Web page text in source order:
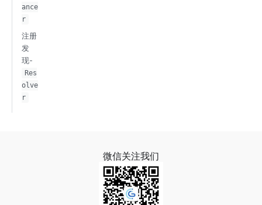
ance
r
注册
发
现-
Res
olve
r
微信关注我们